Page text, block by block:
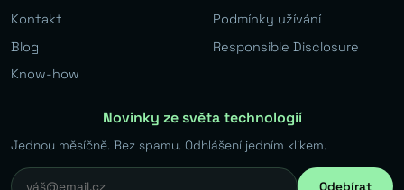
Kontakt
Blog
Know-how
Podmínky užívání
Responsible Disclosure
Novinky ze světa technologií
Jednou měsíčně. Bez spamu. Odhlášení jedním klikem.
Odebírat